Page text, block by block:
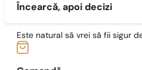
Încearcă, apoi decizi
Este natural să vrei să fii sigur